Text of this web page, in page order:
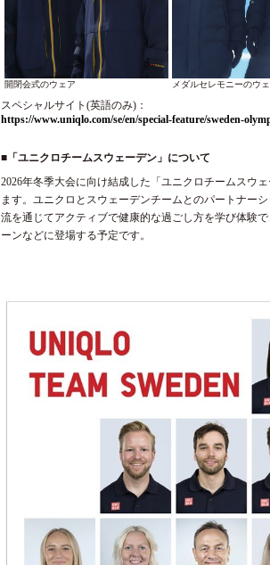
開閉会式のウェア メダルセレモニーのウ
スペシャルサイト(英語のみ)：
https://www.uniqlo.com/se/en/special-feature/sweden-
■「ユニクロチームスウェーデン」について
2026年冬季大会に向け結成した「ユニクロチームスウ
ます。ユニクロとスウェーデンチームとのパートナー
流を通じてアクティブで健康的な過ごし方を学び体験
ーンなどに登場する予定です。